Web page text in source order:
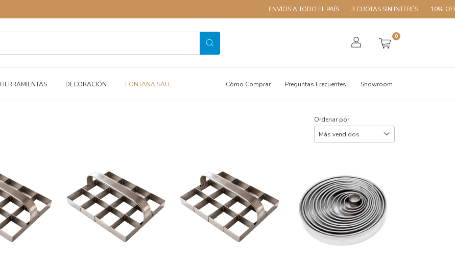
ENVÍOS A TODO EL PAÍS 3 CUOTAS SIN INTERÉS 10% OFF CON
0
HERRAMIENTAS DECORACIÓN FONTANA SALE Cómo Comprar Preguntas Frecuentes Showroom
Ordenar por